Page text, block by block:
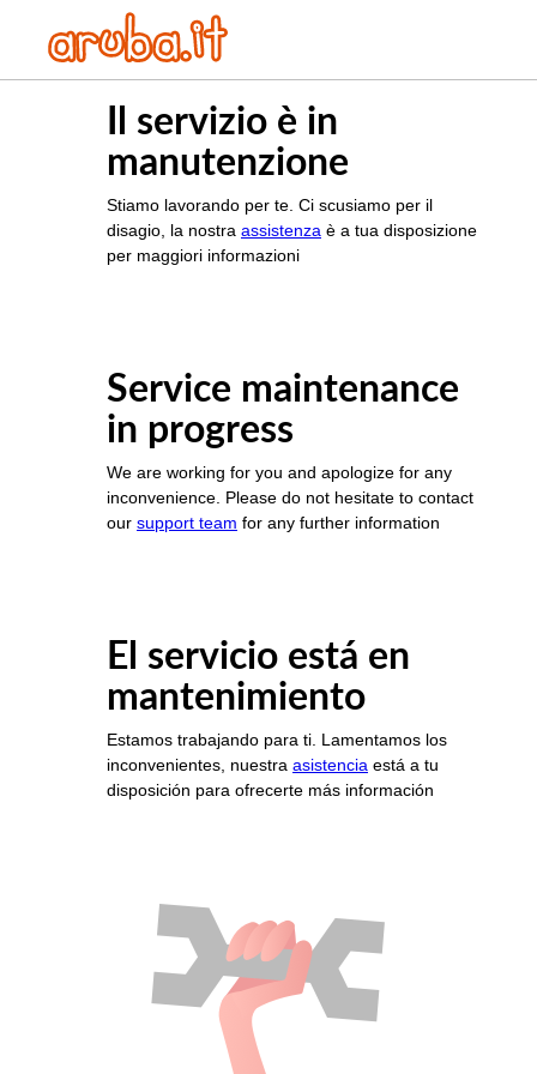
Il servizio è in
manutenzione
Stiamo lavorando per te. Ci scusiamo per il
disagio, la nostra assistenza è a tua disposizione
per maggiori informazioni
Service maintenance
in progress
We are working for you and apologize for any
inconvenience. Please do not hesitate to contact
our support team for any further information
El servicio está en
mantenimiento
Estamos trabajando para ti. Lamentamos los
inconvenientes, nuestra asistencia está a tu
disposición para ofrecerte más información